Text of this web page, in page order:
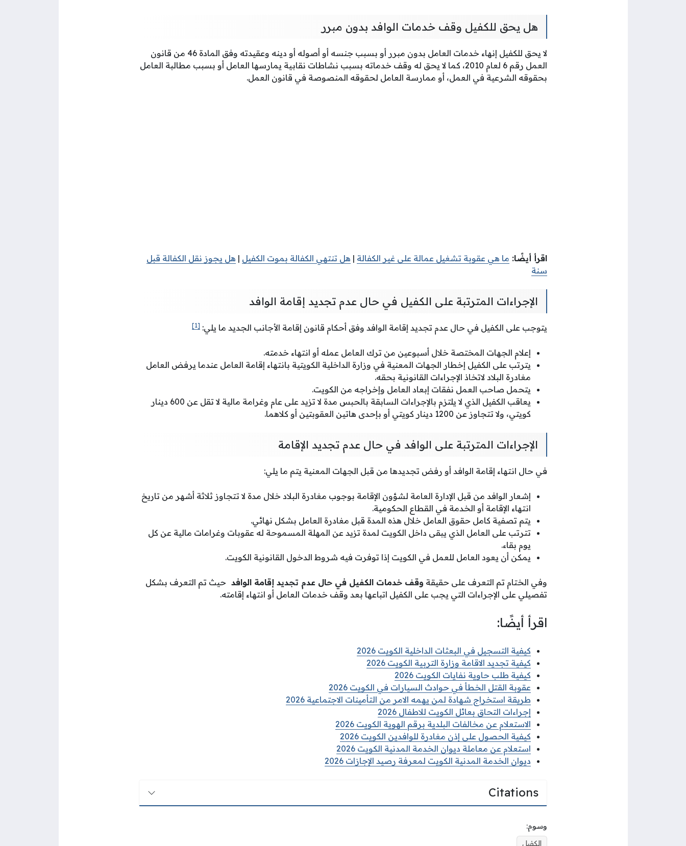
هل يحق للكفيل وقف خدمات الوافد بدون مبرر
لا يحق للكفيل إنهاء خدمات العامل بدون مبرر أو بسبب جنسه أو أصوله أو دينه وعقيدته وفق المادة 46 من قانون
العمل رقم 6 لعام 2010، كما لا يحق له وقف خدماته بسبب نشاطات نقابية يمارسها العامل أو بسبب مطالبة العامل
بحقوقه الشرعية في العمل، أو ممارسة العامل لحقوقه المنصوصة في قانون العمل.
اقرأ أيضًا: ما هي عقوبة تشغيل عمالة على غير الكفالة | هل تنتهي الكفالة بموت الكفيل | هل يجوز نقل الكفالة قبل
سنة
الإجراءات المترتبة على الكفيل في حال عدم تجديد إقامة الوافد
يتوجب على الكفيل في حال عدم تجديد إقامة الوافد وفق أحكام قانون إقامة الأجانب الجديد ما يلي: [1]
إعلام الجهات المختصة خلال أسبوعين من ترك العامل عمله أو انتهاء خدمته.
يترتب على الكفيل إخطار الجهات المعنية في وزارة الداخلية الكويتية بانتهاء إقامة العامل عندما يرفض العامل
مغادرة البلاد لاتخاذ الإجراءات القانونية بحقه.
يتحمل صاحب العمل نفقات إبعاد العامل وإخراجه من الكويت.
يعاقب الكفيل الذي لا يلتزم بالإجراءات السابقة بالحبس مدة لا تزيد على عام وغرامة مالية لا تقل عن 600 دينار
كويتي، ولا تتجاوز عن 1200 دينار كويتي أو بإحدى هاتين العقوبتين أو كلاهما.
الإجراءات المترتبة على الوافد في حال عدم تجديد الإقامة
في حال انتهاء إقامة الوافد أو رفض تجديدها من قبل الجهات المعنية يتم ما يلي:
إشعار الوافد من قبل الإدارة العامة لشؤون الإقامة بوجوب مغادرة البلاد خلال مدة لا تتجاوز ثلاثة أشهر من تاريخ
انتهاء الإقامة أو الخدمة في القطاع الحكومية.
يتم تصفية كامل حقوق العامل خلال هذه المدة قبل مغادرة العامل بشكل نهائي.
تترتب على العامل الذي يبقى داخل الكويت لمدة تزيد عن المهلة المسموحة له عقوبات وغرامات مالية عن كل
يوم بقاء.
يمكن أن يعود العامل للعمل في الكويت إذا توفرت فيه شروط الدخول القانونية الكويت.
وفي الختام تم التعرف على حقيقة وقف خدمات الكفيل في حال عدم تجديد إقامة الوافد حيث تم التعرف بشكل
تفصيلي على الإجراءات التي يجب على الكفيل اتباعها بعد وقف خدمات العامل أو انتهاء إقامته.
اقرأ أيضًا:
كيفية التسجيل في البعثات الداخلية الكويت 2026
كيفية تجديد الاقامة وزارة التربية الكويت 2026
كيفية طلب حاوية نفايات الكويت 2026
عقوبة القتل الخطأ في حوادث السيارات في الكويت 2026
طريقة استخراج شهادة لمن يهمه الامر من التأمينات الاجتماعية 2026
إجراءات التحاق بعائل الكويت للاطفال 2026
الاستعلام عن مخالفات البلدية برقم الهوية الكويت 2026
كيفية الحصول على إذن مغادرة للوافدين الكويت 2026
استعلام عن معاملة ديوان الخدمة المدنية الكويت 2026
ديوان الخدمة المدنية الكويت لمعرفة رصيد الإجازات 2026
Citations
وسوم:
الكفيل